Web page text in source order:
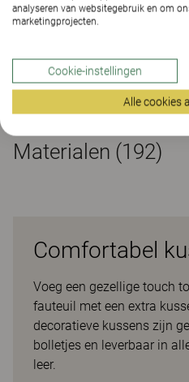
Alle eigenschappen
Eigenschappen
Materialen (192)
Comfortabel
Voeg een gezellige touch
fauteuil met een extra
decoratieve kussens zijn
bolletjes en leverbaar in
leer.
analyseren van websitegebruik en om
marketingprojecten.
Cookie-instellingen
Alle cookies